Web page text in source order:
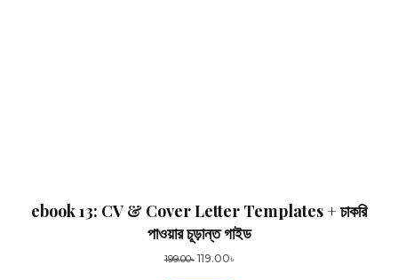
ebook 13: CV & Cover Letter Templates + চাকরি
পাওয়ার চূড়ান্ত গাইড
199.00৳ Original
119.00৳Current